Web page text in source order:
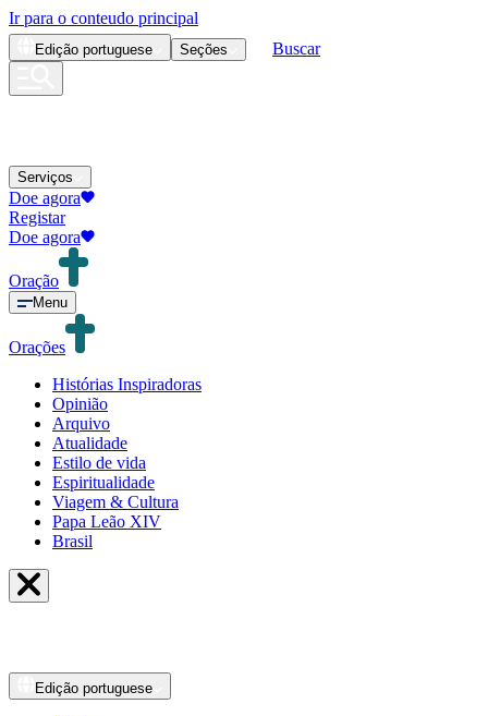
Ir para o conteudo principal
Edição portuguese Seções Buscar
Serviços
Doe agora
Registar
Doe agora
Oração
Menu
Orações
Histórias Inspiradoras
Opinião
Arquivo
Atualidade
Estilo de vida
Espiritualidade
Viagem & Cultura
Papa Leão XIV
Brasil
Edição portuguese